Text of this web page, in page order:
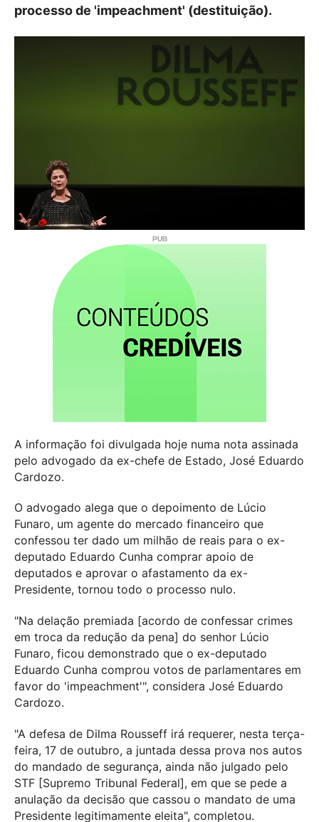
processo de 'impeachment' (destituição).
A informação foi divulgada hoje numa nota assinada
pelo advogado da ex-chefe de Estado, José Eduardo
Cardozo.
O advogado alega que o depoimento de Lúcio
Funaro, um agente do mercado financeiro que
confessou ter dado um milhão de reais para o ex-
deputado Eduardo Cunha comprar apoio de
deputados e aprovar o afastamento da ex-
Presidente, tornou todo o processo nulo.
"Na delação premiada [acordo de confessar crimes
em troca da redução da pena] do senhor Lúcio
Funaro, ficou demonstrado que o ex-deputado
Eduardo Cunha comprou votos de parlamentares em
favor do 'impeachment'", considera José Eduardo
Cardozo.
"A defesa de Dilma Rousseff irá requerer, nesta terça-
feira, 17 de outubro, a juntada dessa prova nos autos
do mandado de segurança, ainda não julgado pelo
STF [Supremo Tribunal Federal], em que se pede a
anulação da decisão que cassou o mandato de uma
Presidente legitimamente eleita", completou.